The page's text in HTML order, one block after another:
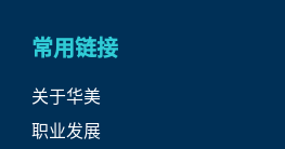
常用链接
关于华美
职业发展